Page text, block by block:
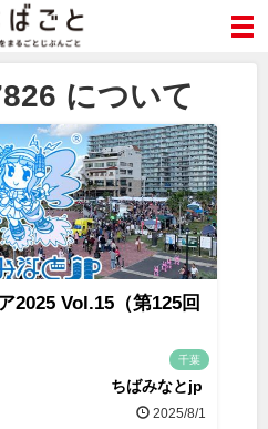
について
2025 Vol.15（第125回
千葉
ちばみなとjp
2025/8/1